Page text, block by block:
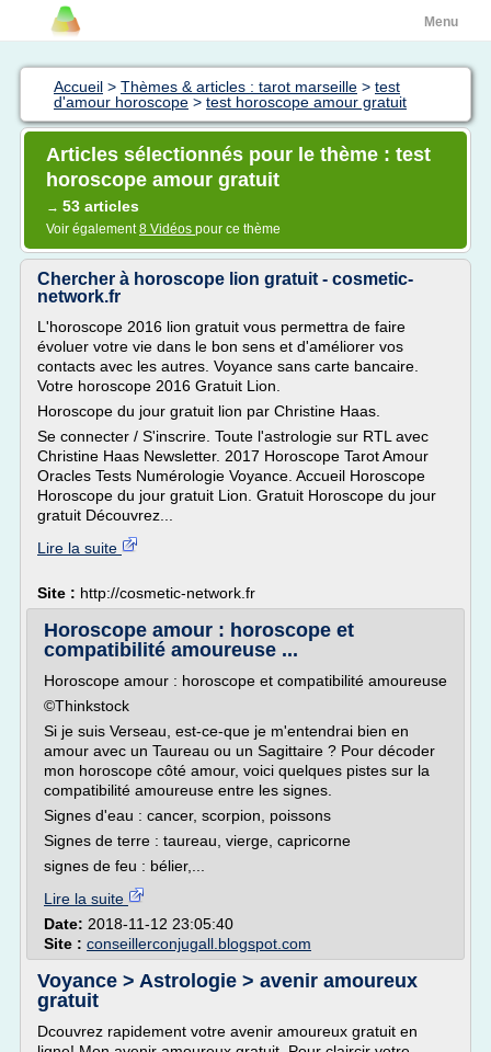
Menu
Accueil > Thèmes & articles : tarot marseille > test
d'amour horoscope > test horoscope amour gratuit
Articles sélectionnés pour le thème : test
horoscope amour gratuit
→ 53 articles
Voir également8 Vidéos pour ce thème
Chercher à horoscope lion gratuit - cosmetic-
network.fr
L'horoscope 2016 lion gratuit vous permettra de faire
évoluer votre vie dans le bon sens et d'améliorer vos
contacts avec les autres. Voyance sans carte bancaire.
Votre horoscope 2016 Gratuit Lion.
Horoscope du jour gratuit lion par Christine Haas.
Se connecter / S'inscrire. Toute l'astrologie sur RTL avec
Christine Haas Newsletter. 2017 Horoscope Tarot Amour
Oracles Tests Numérologie Voyance. Accueil Horoscope
Horoscope du jour gratuit Lion. Gratuit Horoscope du jour
gratuit Découvrez...
Lire la suite
Site : http://cosmetic-network.fr
Horoscope amour : horoscope et
compatibilité amoureuse ...
Horoscope amour : horoscope et compatibilité amoureuse
©Thinkstock
Si je suis Verseau, est-ce-que je m'entendrai bien en
amour avec un Taureau ou un Sagittaire ? Pour décoder
mon horoscope côté amour, voici quelques pistes sur la
compatibilité amoureuse entre les signes.
Signes d'eau : cancer, scorpion, poissons
Signes de terre : taureau, vierge, capricorne
signes de feu : bélier,...
Lire la suite
Date: 2018-11-12 23:05:40
Site : conseillerconjugall.blogspot.com
Voyance > Astrologie > avenir amoureux
gratuit
Dcouvrez rapidement votre avenir amoureux gratuit en